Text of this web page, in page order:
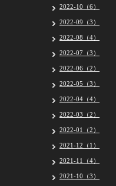
2022-10（6）
2022-09（3）
2022-08（4）
2022-07（3）
2022-06（2）
2022-05（3）
2022-04（4）
2022-03（2）
2022-01（2）
2021-12（1）
2021-11（4）
2021-10（3）